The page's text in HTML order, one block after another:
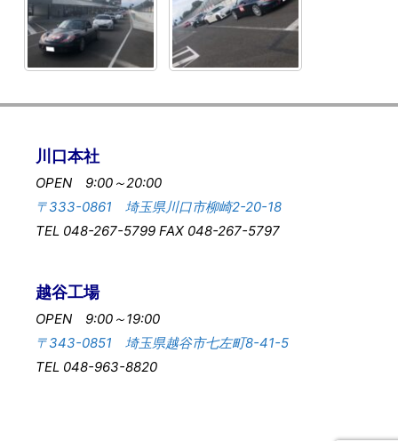
川口本社
OPEN 9:00～20:00
〒333-0861 埼玉県川口市柳崎2-20-18
TEL 048-267-5799 FAX 048-267-5797
越谷工場
OPEN 9:00～19:00
〒343-0851 埼玉県越谷市七左町8-41-5
TEL 048-963-8820